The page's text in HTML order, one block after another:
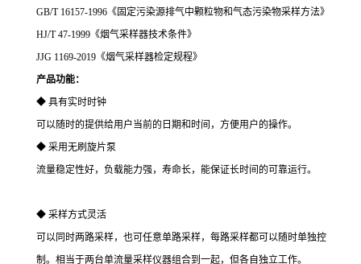
GB/T 16157-1996 《固定污染源排气中颗粒物和气态污染物采样方法》
HJ/T 47-1999《烟气采样器技术条件》
JJG 1169-2019 《烟气采样器检定规程》
产品功能：
◆ 具有实时时钟
可以随时的提供给用户当前的日期和时间，方便用户的操作。
◆ 采用无刷旋片泵
流量稳定性好，负载能力强，寿命长，能保证长时间的可靠运行。
◆ 采样方式灵活
可以同时两路采样，也可任意单路采样，每路采样都可以随时单独控
制。相当于两台单流量采样仪器组合到一起，但各自独立工作。